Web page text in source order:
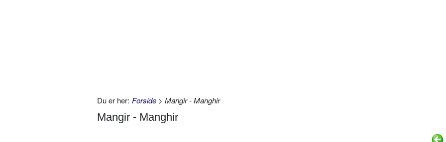
Du er her: Forside > Mangir - Manghir
Mangir - Manghir